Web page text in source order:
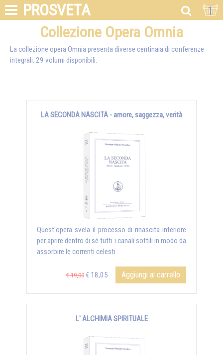
PROSVETA 1
Collezione Opera Omnia
La collezione opera Omnia presenta diverse centinaia di conferenze
integrali. 29 volumi disponibili.
LA SECONDA NASCITA - amore, saggezza, verità
Quest'opera svela il processo di rinascita interiore
per aprire dentro di sé tutti i canali sottili in modo da
assorbire le correnti celesti
€ 19,00 € 18,05 Aggiungi al carrello
L' ALCHIMIA SPIRITUALE